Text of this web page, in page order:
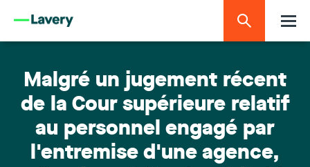
Malgré un jugement récent
de la Cour supérieure relatif
au personnel engagé par
l'entremise d'une agence,